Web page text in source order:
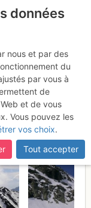
Col
données
nous et par des
du
par vous à
de
et de vous
Vous pouvez les
vos choix.
Tout accepter